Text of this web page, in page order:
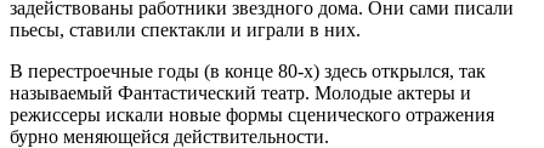
задействованы работники звездного дома. Они сами писали
пьесы, ставили спектакли и играли в них.
В перестроечные годы (в конце 80-х) здесь открылся, так
называемый Фантастический театр. Молодые актеры и
режиссеры искали новые формы сценического отражения
бурно меняющейся действительности.